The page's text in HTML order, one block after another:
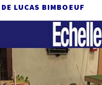
LUCAS BIMBOEUF